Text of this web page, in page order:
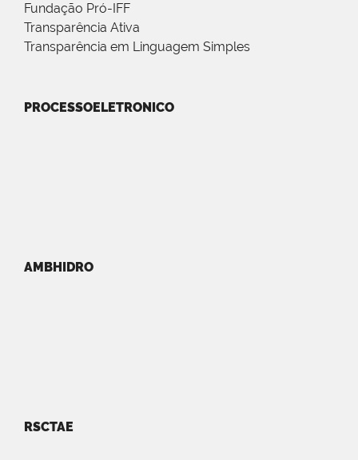
Fundação Pró-IFF
Transparência Ativa
Transparência em Linguagem Simples
PROCESSOELETRONICO
AMBHIDRO
RSCTAE